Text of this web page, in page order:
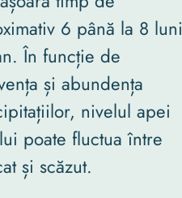
6 până la 8 luni
În funcție de
și abundența
nivelul apei
poate fluctua între
și scăzut.